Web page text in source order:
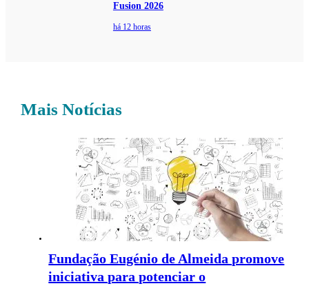
Fusion 2026
há 12 horas
Mais Notícias
Fundação Eugénio de Almeida promove
iniciativa para potenciar o